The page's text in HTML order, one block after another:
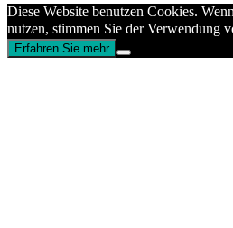
Diese Website benutzen Cookies.
nutzen, stimmen Sie der Verwendung
Erfahren Sie mehr